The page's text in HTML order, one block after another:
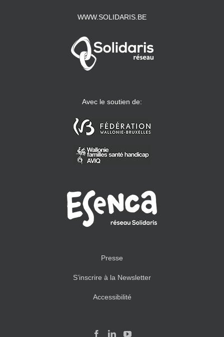
WWW.SOLIDARIS.BE
Avec le soutien de:
Presse
S’inscrire à la Newsletter
Accessibilité